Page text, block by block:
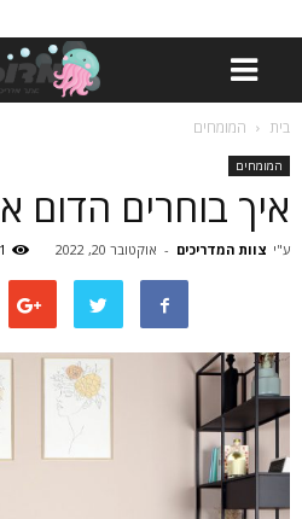
בית המומחים
המומחים
איך בוחרים הדום
ע"י צוות המדריכים - אוקטובר 20, 2022